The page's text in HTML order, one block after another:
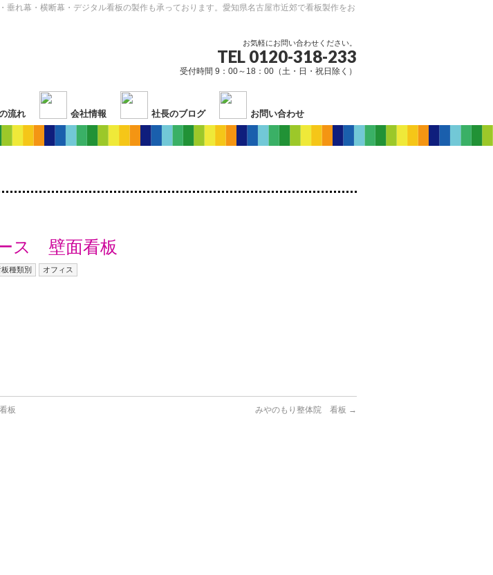
れ幕・横断幕・デジタル看板の製作も承っております。愛知県名古屋市近郊で看板製作をお
お気軽にお問い合わせください。
TEL 0120-318-233
受付時間 9：00～18：00（土・日・祝日除く）
流れ 会社情報 社長のブログ お問い合わせ
ス 壁面看板
板種類別
オフィス
板 みやのもり整体院 看板 →